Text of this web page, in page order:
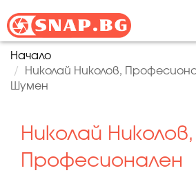
Начало
Николай Николов,
Шумен
Николай Николов,
Професионален